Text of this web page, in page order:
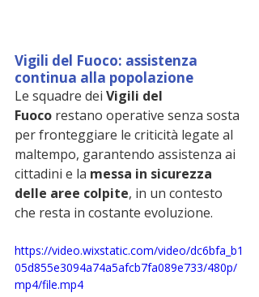
Vigili del Fuoco: assistenza
continua alla popolazione
Le squadre dei Vigili del
Fuoco restano operative senza sosta
per fronteggiare le criticità legate al
maltempo, garantendo assistenza ai
cittadini e la messa in sicurezza
delle aree colpite, in un contesto
che resta in costante evoluzione.
https://video.wixstatic.com/video/dc6bfa_b1
05d855e3094a74a5afcb7fa089e733/480p/
mp4/file.mp4